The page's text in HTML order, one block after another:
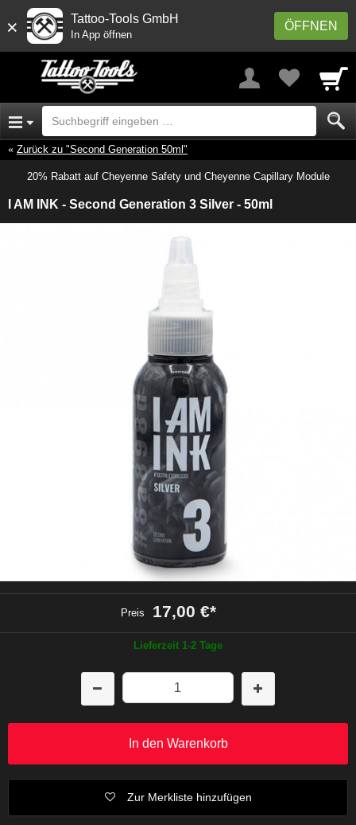
× ÖFFNEN
Tattoo-Tools GmbH
In App öffnen
Zurück zu "Second Generation 50ml"
20% Rabatt auf Cheyenne Safety und Cheyenne Capillary Module
I AM INK - Second Generation 3 Silver - 50ml
Preis 17,00 €*
Lieferzeit 1-2 Tage
In den Warenkorb
Zur Merkliste hinzufügen